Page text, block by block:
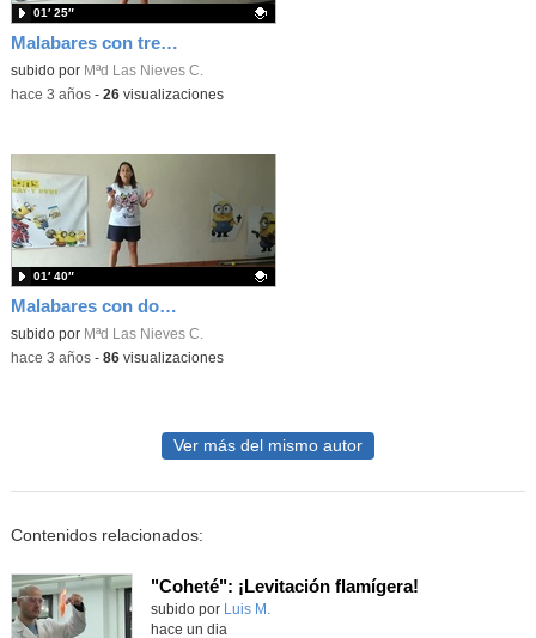
Malabares con tres pelotas
Contenido educativo.
subido por Mªd Las Nieves C.
01′ 25″
-hace 3 años- 26visualizaciones
Malabares con dos pelotas
Contenido educativo.
subido por Mªd Las Nieves C.
01′ 40″
-hace 3 años- 86visualizaciones
Ver más del mismo autor
Contenidos relacionados:
"Coheté": ¡Levitación flamígera!
Contenido educativo.
subido por Luis M.
hace un dia